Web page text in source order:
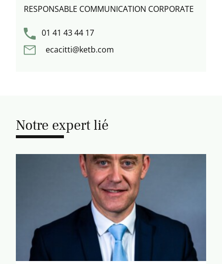
RESPONSABLE COMMUNICATION CORPORATE
01 41 43 44 17
ecacitti@ketb.com
Notre expert lié